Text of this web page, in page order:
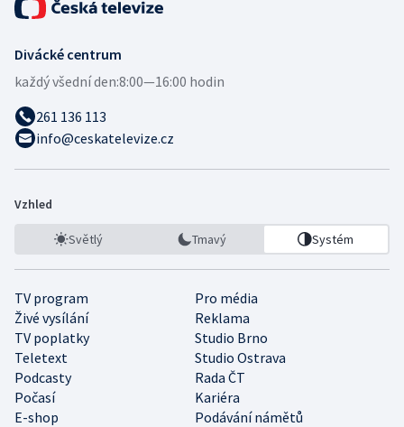
Divácké centrum
každý všední den:8:00—16:00 hodin
261 136 113
info@ceskatelevize.cz
Vzhled
Světlý Tmavý Systém
TV program
Pro média
Živé vysílání
Reklama
TV poplatky
Studio Brno
Teletext
Studio Ostrava
Podcasty
Rada ČT
Počasí
Kariéra
E-shop
Podávání námětů